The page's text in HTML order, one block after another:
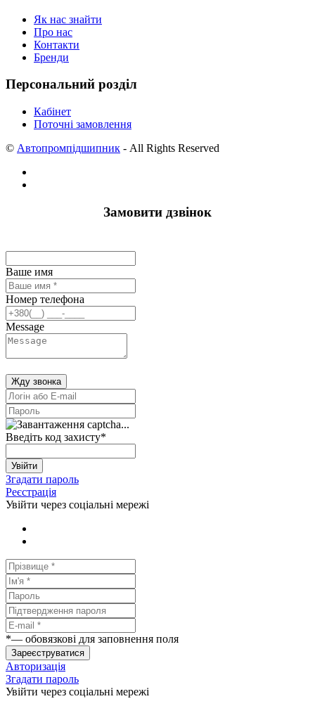
Як нас знайти
Про нас
Контакти
Бренди
Персональний розділ
Кабінет
Поточні замовлення
© Автопромпідшипник - All Rights Reserved
Замовити дзвінок
Ваше имя
Номер телефона
Message
Жду звонка
Введіть код захисту*
Увійти
Згадати пароль
Реєстрація
Увійти через соціальні мережі
*— обовязкові для заповнення поля
Зареєструватися
Авторизація
Згадати пароль
Увійти через соціальні мережі